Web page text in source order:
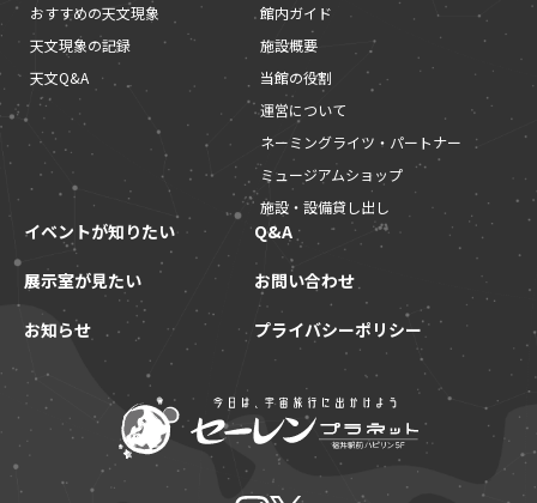
おすすめの天文現象
天文現象の記録
天文Q&A
館内ガイド
施設概要
当館の役割
運営について
ネーミングライツ・パートナー
ミュージアムショップ
施設・設備貸し出し
イベントが知りたい
展示室が見たい
お知らせ
Q&A
お問い合わせ
プライバシーポリシー